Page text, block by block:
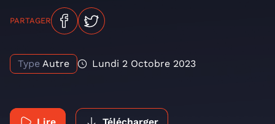
PARTAGER
Type Autre Lundi 2 Octobre 2023